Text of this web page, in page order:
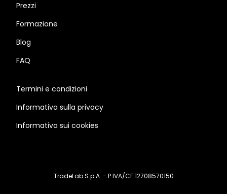
Prezzi
Formazione
Blog
FAQ
Termini e condizioni
Informativa sulla privacy
Informativa sui cookies
TradeLab S.p.A. - P.IVA/CF 12708570150